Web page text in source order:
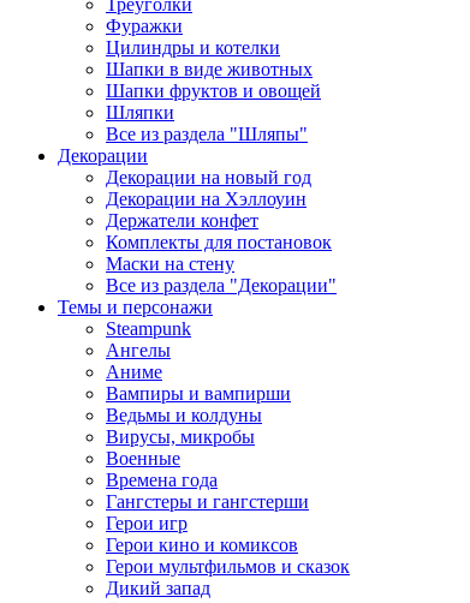
Треуголки
Фуражки
Цилиндры и котелки
Шапки в виде животных
Шапки фруктов и овощей
Шляпки
Все из раздела "Шляпы"
Декорации
Декорации на новый год
Декорации на Хэллоуин
Держатели конфет
Комплекты для постановок
Маски на стену
Все из раздела "Декорации"
Темы и персонажи
Steampunk
Ангелы
Аниме
Вампиры и вампирши
Ведьмы и колдуны
Вирусы, микробы
Военные
Времена года
Гангстеры и гангстерши
Герои игр
Герои кино и комиксов
Герои мультфильмов и сказок
Дикий запад